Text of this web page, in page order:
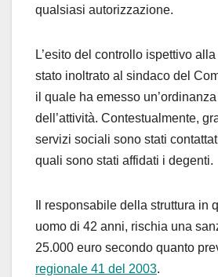
qualsiasi autorizzazione.
L’esito del controllo ispettivo
stato inoltrato al sindaco del
il quale ha emesso
dell’attività. Contestualmente,
servizi sociali sono stati
quali sono stati affidati i degenti.
Il responsabile della struttura in
uomo di 42 anni, rischia una
25.000 euro secondo quanto
regionale 41 del 2003.